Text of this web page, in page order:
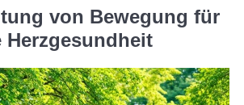
von Bewegung für
Herzgesundheit